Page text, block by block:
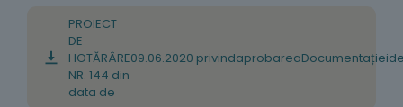
PROIECT
DE
HOTĂRÂRE
NR. 144 din
data de
09.06.2020 privindaprobareaDocumentației